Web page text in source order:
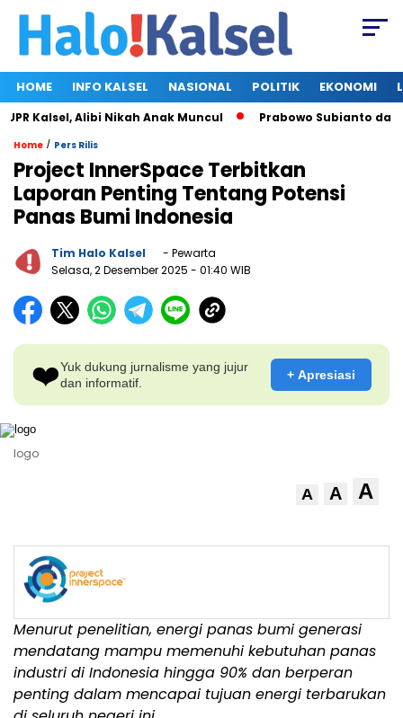
HOME INFO KALSEL NASIONAL POLITIK EKONOMI
Kalsel, Alibi Nikah Anak Muncul Prabowo Subianto dan
Home / Pers Rilis
Project InnerSpace Terbitkan
Laporan Penting Tentang Potensi
Panas Bumi Indonesia
Tim Halo Kalsel
- Pewarta
Selasa, 2 Desember 2025 - 01:40 WIB
❤️Yuk dukung jurnalisme yang jujur
dan informatif.
+ Apresiasi
logo
A A A
Menurut penelitian, energi panas bumi generasi
mendatang mampu memenuhi kebutuhan panas
industri di Indonesia hingga 90% dan berperan
penting dalam mencapai tujuan energi terbarukan